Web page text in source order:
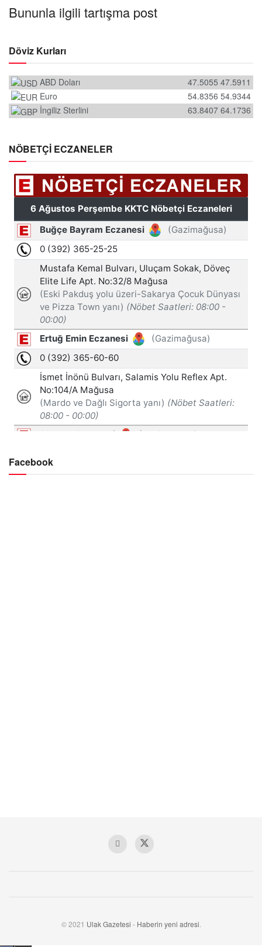
Bununla ilgili tartışma post
Döviz Kurları
ABD Doları 47.5911
47.5055
Euro
54.9344
54.8356
İngiliz Sterlini
64.1736
63.8407
NÖBETÇİ ECZANELER
Facebook
© 2021 Ulak Gazetesi - Haberin yeni adresi